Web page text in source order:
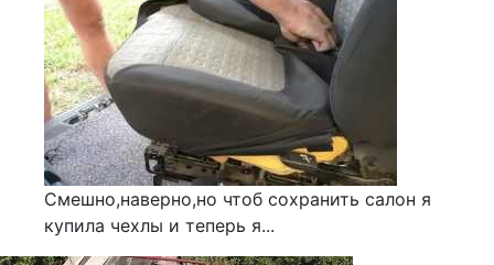
Смешно,наверно,но чтоб сохранить салон я
купила чехлы и теперь я...